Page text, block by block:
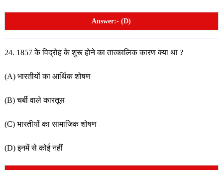
Answer:- (D)
24. 1857 के विद्रोह के शुरू होने का तात्कालिक कारण क्या था ?
(A) भारतीयों का आर्थिक शोषण
(B) चर्बी वाले कारतूस
(C) भारतीयों का सामाजिक शोषण
(D) इनमें से कोई नहीं